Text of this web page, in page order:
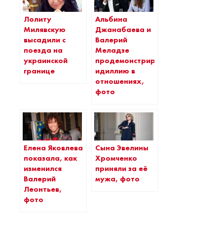
Лолиту
Милявскую
высадили с
поезда на
украинской
границе
Альбина
Джанабаева и
Валерий
Меладзе
продемонстрировали
идиллию в
отношениях,
фото
Елена Яковлева
показала, как
изменился
Валерий
Леонтьев,
фото
Сына Эвелины
Хромченко
приняли за её
мужа, фото